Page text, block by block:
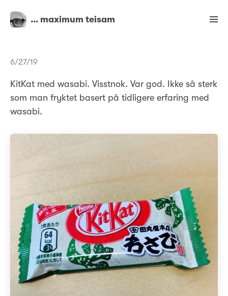
… maximum teisam
6/27/19
KitKat med wasabi. Visstnok. Var god. Ikke så sterk
som man fryktet basert på tidligere erfaring med
wasabi.